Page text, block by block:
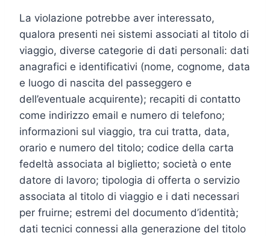
La violazione potrebbe aver interessato,
qualora presenti nei sistemi associati al titolo di
viaggio, diverse categorie di dati personali: dati
anagrafici e identificativi (nome, cognome, data
e luogo di nascita del passeggero e
dell’eventuale acquirente); recapiti di contatto
come indirizzo email e numero di telefono;
informazioni sul viaggio, tra cui tratta, data,
orario e numero del titolo; codice della carta
fedeltà associata al biglietto; società o ente
datore di lavoro; tipologia di offerta o servizio
associata al titolo di viaggio e i dati necessari
per fruirne; estremi del documento d’identità;
dati tecnici connessi alla generazione del titolo